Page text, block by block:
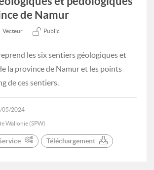
de Namur
Vecteur Public
les six sentiers géologiques et
la province de Namur et les points
de ces sentiers.
05/2024
Wallonie (SPW)
Téléchargement